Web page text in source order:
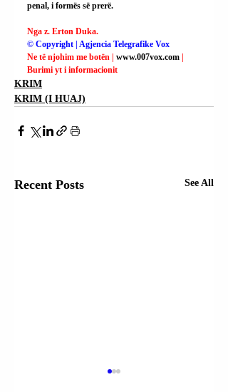
penal, i formës së prerë.
Nga z. Erton Duka.
© Copyright | Agjencia Telegrafike Vox
Ne të njohim me botën | www.007vox.com
Burimi yt i informacionit
KRIM
KRIM (I HUAJ)
Recent Posts See All